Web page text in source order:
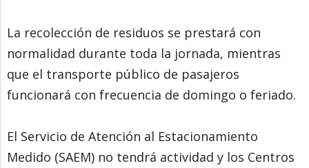
La recolección de residuos se prestará con
normalidad durante toda la jornada, mientras
que el transporte público de pasajeros
funcionará con frecuencia de domingo o feriado.
El Servicio de Atención al Estacionamiento
Medido (SAEM) no tendrá actividad y los Centros